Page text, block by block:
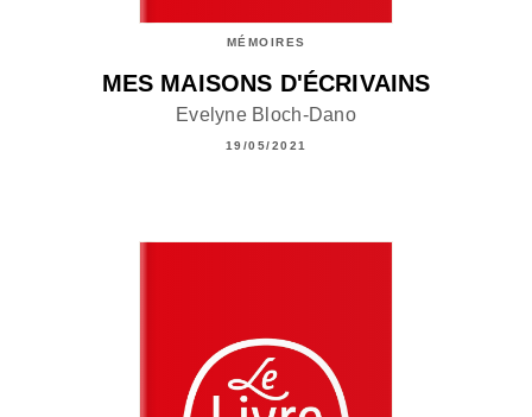
MÉMOIRES
MES MAISONS D'ÉCRIVAINS
Evelyne Bloch-Dano
19/05/2021